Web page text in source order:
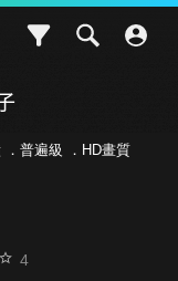
普遍級 ．HD畫質
4